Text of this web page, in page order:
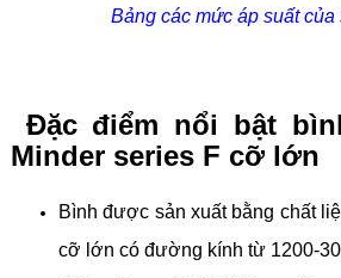
Bảng các mức áp suất của
Đặc điểm nổi bật
Minder series F cỡ lớn
Bình được sản xuất bằng chất
cỡ lớn có đường kính từ 1200-